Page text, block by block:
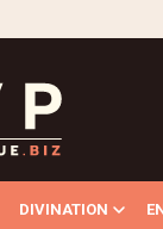
DIVINATION